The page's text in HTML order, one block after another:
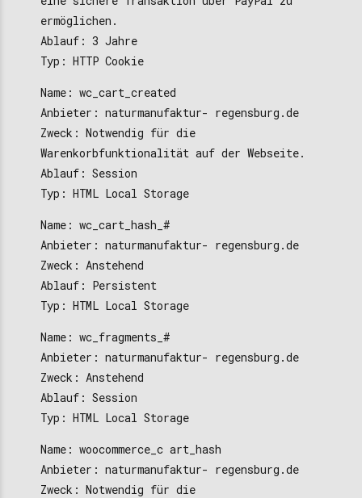
ermöglichen.
Ablauf: 3 Jahre
Typ: HTTP Cookie
Name: wc_cart_created
Anbieter: naturmanufaktur- regensburg.de
Zweck: Notwendig für die
Warenkorbfunktionalität auf der Webseite.
Ablauf: Session
Typ: HTML Local Storage
Name: wc_cart_hash_#
Anbieter: naturmanufaktur- regensburg.de
Zweck: Anstehend
Ablauf: Persistent
Typ: HTML Local Storage
Name: wc_fragments_#
Anbieter: naturmanufaktur- regensburg.de
Zweck: Anstehend
Ablauf: Session
Typ: HTML Local Storage
Name: woocommerce_c art_hash
Anbieter: naturmanufaktur- regensburg.de
Zweck: Notwendig für die